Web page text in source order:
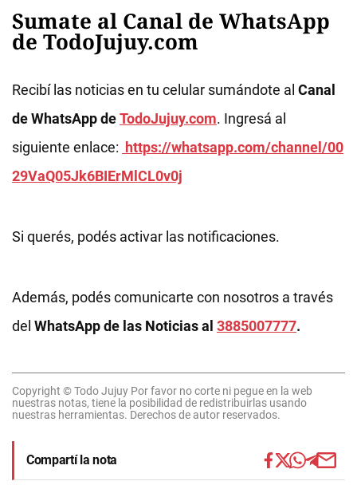
Sumate al Canal de WhatsApp
de TodoJujuy.com
Recibí las noticias en tu celular sumándote al Canal
de WhatsApp deTodoJujuy.com. Ingresá al
siguiente enlace: https://whatsapp.com/channel/00
29VaQ05Jk6BIErMlCL0v0j
Si querés, podés activar las notificaciones.
Además, podés comunicarte con nosotros a través
del WhatsApp de las Noticias al 3885007777.
Copyright © Todo Jujuy Por favor no corte ni pegue en la web
nuestras notas, tiene la posibilidad de redistribuirlas usando
nuestras herramientas. Derechos de autor reservados.
Compartí la nota